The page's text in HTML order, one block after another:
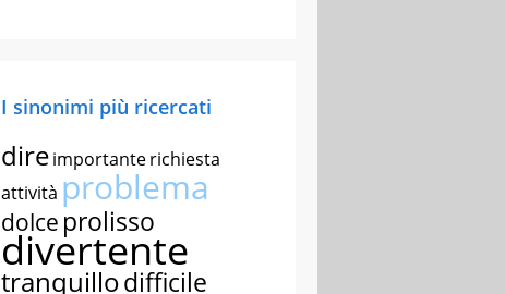
I sinonimi più ricercati
direimportanterichiesta
attività problema
dolce prolisso
divertente
tranquillodifficile